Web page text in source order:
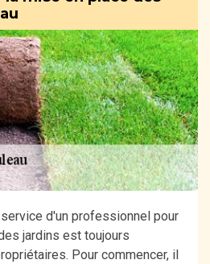
d'un professionnel pour
jardins est toujours
Pour commencer, il